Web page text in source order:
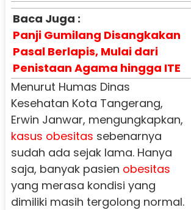
Baca Juga :
Panji Gumilang Disangkakan
Pasal Berlapis, Mulai dari
Penistaan Agama hingga ITE
Menurut Humas Dinas
Kesehatan Kota Tangerang,
Erwin Janwar, mengungkapkan,
kasus obesitas sebenarnya
sudah ada sejak lama. Hanya
saja, banyak pasien obesitas
yang merasa kondisi yang
dimiliki masih tergolong normal.